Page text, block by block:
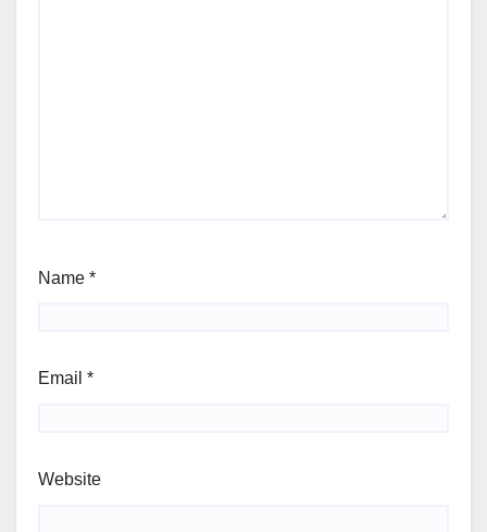
Name *
Email *
Website